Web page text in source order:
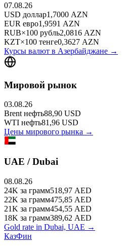
07.08.26
USD доллар1,7000 AZN
EUR евро1,9591 AZN
RUB×100 рубль2,0816 AZN
KZT×100 тенге0,3627 AZN
Курсы валют в Азербайджане →
Мировой рынок
03.08.26
Brent нефть88,90 USD
WTI нефть81,96 USD
Цены мирового рынка →
UAE / Dubai
08.08.26
24K за грамм518,97 AED
22K за грамм475,85 AED
21K за грамм454,55 AED
18K за грамм389,62 AED
Gold rate in Dubai, UAE →
КазФин